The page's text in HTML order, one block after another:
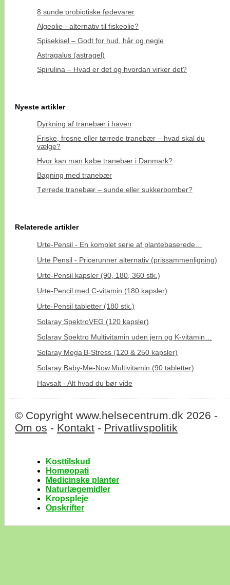
8 sunde probiotiske fødevarer
Algeolie - alternativ til fiskeolie?
Spisekisel – Godt for hud, hår og negle
Astragalus (astragel)
Spirulina – Hvad er det og hvordan virker det?
Nyeste artikler
Dyrkning af tranebær i haven
Friske, frosne eller tørrede tranebær – hvad skal du
vælge?
Hvor kan man købe tranebær i Danmark?
Bagning med tranebær
Tørrede tranebær – sunde eller sukkerbomber?
Relaterede artikler
Urte-Pensil - En komplet serie af plantebaserede…
Urte Pensil - Pricerunner alternativ (prissammenligning)
Urte-Pensil kapsler (90, 180, 360 stk.)
Urte-Pencil med C-vitamin (180 kapsler)
Urte-Pensil tabletter (180 stk.)
Solaray SpektroVEG (120 kapsler)
Solaray Spektro Multivitamin uden jern og K-vitamin…
Solaray Mega B‑Stress (120 & 250 kapsler)
Solaray Baby‑Me‑Now Multivitamin (90 tabletter)
Havsalt - Alt hvad du bør vide
© Copyright www.helsecentrum.dk 2026 -
Om os - Kontakt - Privatlivspolitik
Kosttilskud
Homøopati
Medicinske planter
Naturlægemidler
Kropspleje
Opskrifter